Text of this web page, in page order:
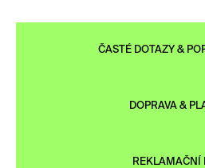
ČASTÉ DOTAZY &
DOPRAVA &
REKLAMAČNÍ